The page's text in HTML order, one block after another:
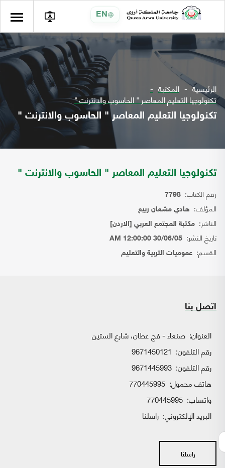
EN
الرئيسية المكتبة
تكنولوجيا التعليم المعاصر " الحاسوب والانترنت "
تكنولوجيا التعليم المعاصر " الحاسوب والانترنت "
تكنولوجيا التعليم المعاصر " الحاسوب والانترنت "
رقم الكتاب: 7798
المؤلف: هادي مشعان ربيع
الناشر: مكتبة المجتمع العربي [الاردن]
تاريخ النشر: 30/06/05 12:00:00 AM
القسم: عموميات التربية والتعليم
اتصل بنا
العنوان: صنعاء - فج عطان، شارع الستين
رقم التلفون: 9671450121
رقم التلفون: 9671445993
هاتف محمول: 770445995
واتساب:
البريد الإلكتروني: راسلنا
راسلنا